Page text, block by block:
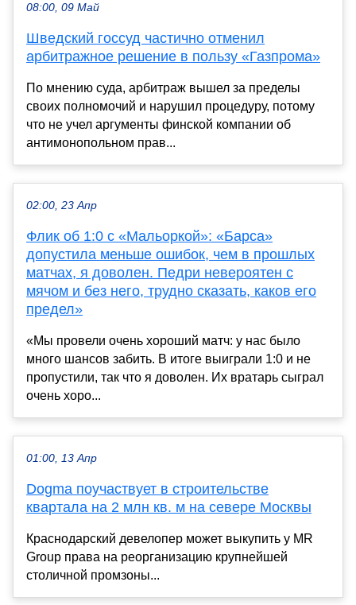
08:00, 09 Май
Шведский госсуд частично отменил
арбитражное решение в пользу «Газпрома»
По мнению суда, арбитраж вышел за пределы
своих полномочий и нарушил процедуру, потому
что не учел аргументы финской компании об
антимонопольном прав...
02:00, 23 Апр
Флик об 1:0 с «Мальоркой»: «Барса»
допустила меньше ошибок, чем в прошлых
матчах, я доволен. Педри невероятен с
мячом и без него, трудно сказать, каков его
предел»
«Мы провели очень хороший матч: у нас было
много шансов забить. В итоге выиграли 1:0 и не
пропустили, так что я доволен. Их вратарь сыграл
очень хоро...
01:00, 13 Апр
Dogma поучаствует в строительстве
квартала на 2 млн кв. м на севере Москвы
Краснодарский девелопер может выкупить у MR
Group права на реорганизацию крупнейшей
столичной промзоны...